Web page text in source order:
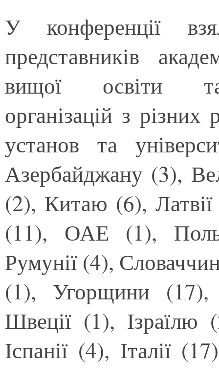
У конференції
представників
вищої освіти та
організацій з різних
установ та
Азербайджану (3),
(2), Китаю (6),
(11), ОАЕ (1),
Румунії (4),
(1), Угорщини (17),
Швеції (1), Ізраїлю
Іспанії (4), Італії